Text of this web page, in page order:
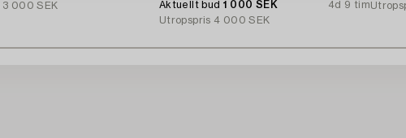
3 000 SEK
Aktuellt bud 1 000 SEK
4d 9 tim
Utropspris 4 000 SEK